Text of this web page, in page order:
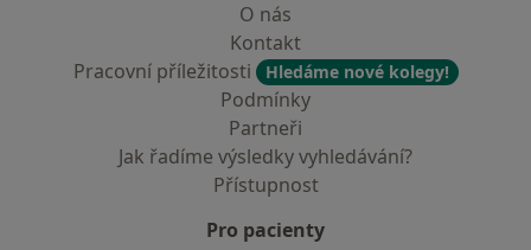
O nás
Kontakt
Pracovní příležitosti
Hledáme nové kolegy!
Podmínky
Partneři
Jak řadíme výsledky vyhledávání?
Přístupnost
Pro pacienty